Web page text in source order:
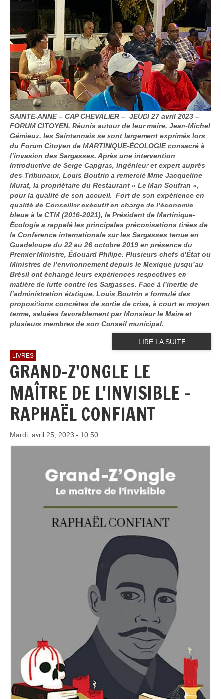
SAINTE-ANNE – CAP CHEVALIER – JEUDI 27 avril 2023 –
FORUM CITOYEN. Réunis autour de leur maire, Jean-Michel
Gémieux, les Saintannais se sont largement exprimés lors
du Forum Citoyen de MARTINIQUE-ÉCOLOGIE consacré à
l’invasion des Sargasses. Après une intervention
introductive de Serge Capgras, ingénieur et expert auprès
des Tribunaux, Louis Boutrin a remercié Mme Jacqueline
Murat, la propriétaire du Restaurant « Le Man Soufran »,
pour la qualité de son accueil. Fort de son expérience en
qualité de Conseiller exécutif en charge de l’économie
bleue à la CTM (2016-2021), le Président de Martinique-
Écologie a rappelé les principales préconisations tirées de
la Conférence internationale sur les Sargasses tenue en
Guadeloupe du 22 au 26 octobre 2019 en présence du
Premier Ministre, Édouard Philipe. Plusieurs chefs d’État ou
Ministres de l’environnement depuis le Mexique jusqu’au
Brésil ont échangé leurs expériences respectives en
matière de lutte contre les Sargasses. Face à l’inertie de
l’administration étatique, Louis Boutrin a formulé des
propositions concrètes de sortie de crise, à court et moyen
terme, saluées favorablement par Monsieur le Maire et
plusieurs membres de son Conseil municipal.
LIRE LA SUITE
LIVRES
GRAND-Z'ONGLE LE
MAÎTRE DE L'INVISIBLE -
RAPHAËL CONFIANT
Mardi, avril 25, 2023 - 10:50